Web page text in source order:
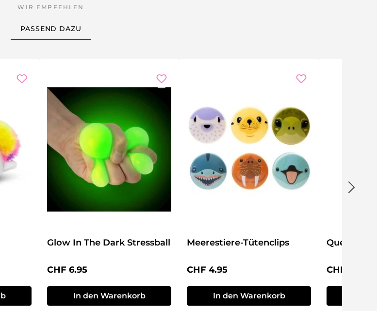
um eine sortierte Auswahl handelt, kann die genaue Kombination variieren – Überraschungs-
Nicht in die Maschine geben und nicht in Wasser tauchen.
aufteilen, ideal für Teams oder als Kundenpräsent.
PASSEND DAZU
Glow In The Dark Stressball
Regulärer Preis:
CHF 6.95
In den Warenkorb
Meerestiere-Tütenclips
Regulärer Preis:
CHF 4.95
In den Warenkorb
Quetsch-
Regulärer
CHF 8.95